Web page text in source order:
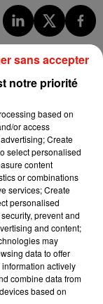
Puth pour une
une pause après
notre priorité
based on
or access
Create
select personalised
content
or combinations
services; Create
personalised
prevent and
and content;
may
data to offer
actively
combine data from
based on
sans accepter